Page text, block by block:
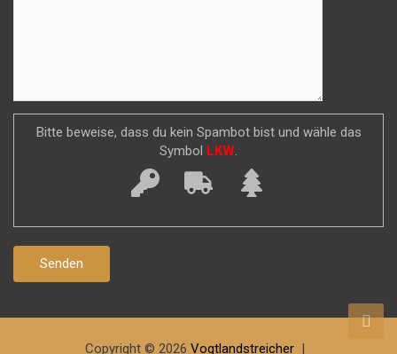
Bitte beweise, dass du kein Spambot bist und wähle das
Symbol LKW.
Copyright © 2026 Vogtlandstreicher